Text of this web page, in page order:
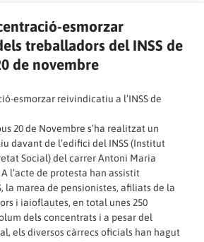
esmorzar
treballadors del INSS de
de novembre
esmorzar reivindicatiu a l’INSS de
20 de Novembre s’ha realitzat un
davant de l’edifici del INSS (Institut
Social) del carrer Antoni Maria
l’acte de protesta han assistit
la marea de pensionistes, afiliats de la
i iaioflautes, en total unes 250
dels concentrats i a pesar del
els diversos càrrecs oficials han hagut